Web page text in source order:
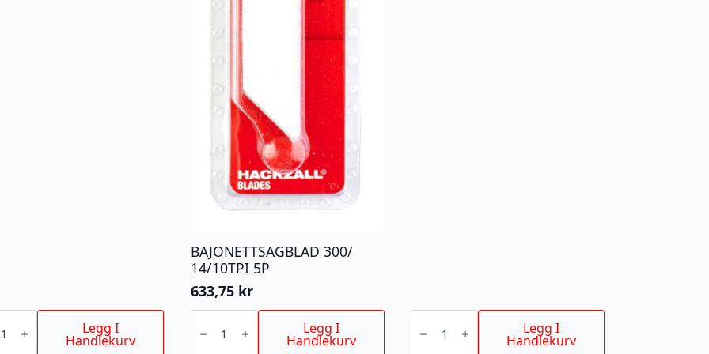
Legg I
Handlekurv
BAJONETTSAGBLAD 300/
14/10TPI 5P
633,75 kr
BAJONETTSAGBLAD
14/10TPI Legg I
Handlekurv
FUGEBLAD
Legg I
Handlekurv